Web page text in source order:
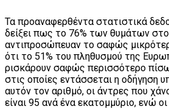
Τα προαναφερθέντα στατιστικά
δείξει πως το 76% των θυμάτων
αντιπροσώπευαν το σαφώς
ότι το 51% του πληθυσμού της
ρισκάρουν σαφώς περισσότερο
στις οποίες εντάσσεται η οδήγηση
αυτόν τον αριθμό, οι άντρες που
είναι 95 ανά ένα εκατομμύριο, ενώ